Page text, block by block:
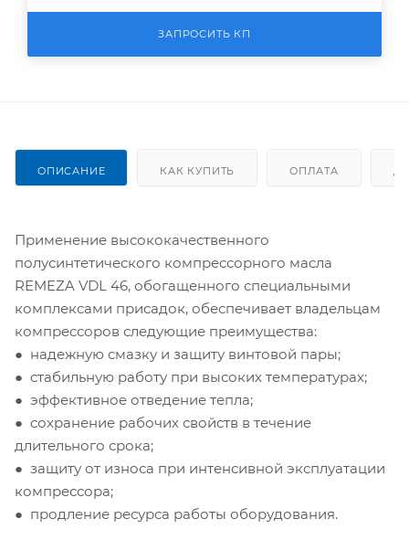
ЗАПРОСИТЬ КП
ОПИСАНИЕ КАК КУПИТЬ ОПЛАТА
Применение высококачественного
полусинтетического компрессорного масла
REMEZA VDL 46, обогащенного специальными
комплексами присадок, обеспечивает владельцам
компрессоров следующие преимущества:
● надежную смазку и защиту винтовой пары;
● стабильную работу при высоких температурах;
● эффективное отведение тепла;
● сохранение рабочих свойств в течение
длительного срока;
● защиту от износа при интенсивной эксплуатации
компрессора;
● продление ресурса работы оборудования.